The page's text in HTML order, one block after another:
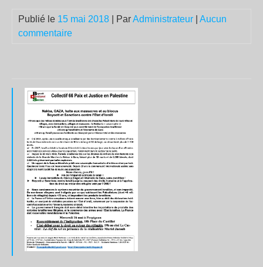
Publié le 15 mai 2018 | ParAdministrateur
Aucun
commentaire